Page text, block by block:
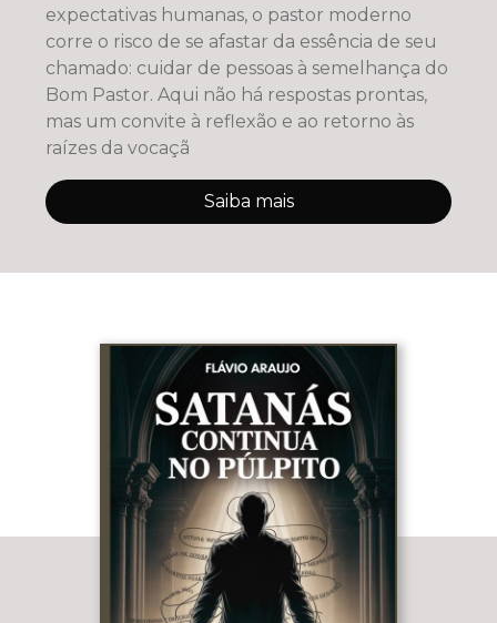
expectativas humanas, o pastor moderno
corre o risco de se afastar da essência de seu
chamado: cuidar de pessoas à semelhança do
Bom Pastor. Aqui não há respostas prontas,
mas um convite à reflexão e ao retorno às
raízes da vocaçã
Saiba mais